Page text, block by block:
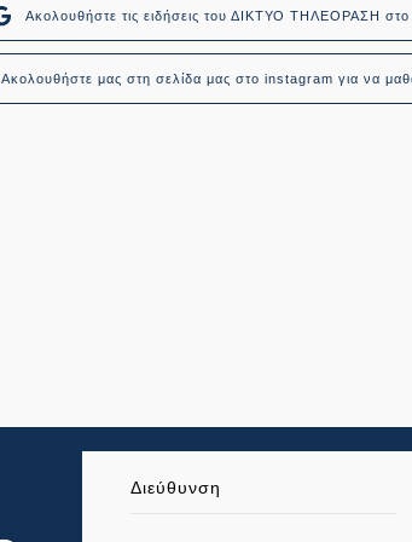
Ακολουθήστε τις ειδήσεις του ΔΙΚΤΥΟ ΤΗΛΕΟΡΑΣΗ
Ακολουθήστε μας στη σελίδα μας στο instagram για να
Διεύθυνση